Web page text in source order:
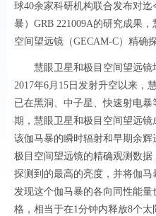
球40余家科研机构联合发布对
暴）GRB 221009A的研究成果
空间望远镜（GECAM-C）精确
慧眼卫星和极目空间望远镜
2017年6月15日发射升空以来，
已在黑洞、中子星、快速射电
期，慧眼卫星和极目空间望远
该伽马暴的瞬时辐射和早期余
极目空间望远镜的精确观测数
探测到的最高的亮度，并将伽
发现这个伽马暴的各向同性能
格，相当于在1分钟内释放8个太